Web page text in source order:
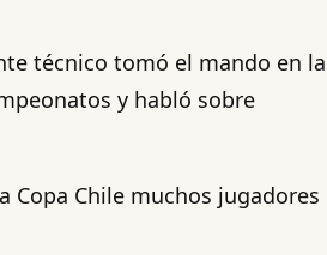
técnico tomó el mando en la
y habló sobre
Copa Chile muchos jugadores